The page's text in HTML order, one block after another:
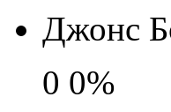
Джонс
0 0%